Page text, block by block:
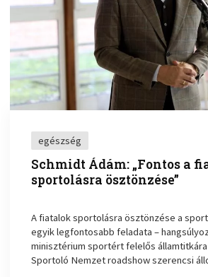
egészség
Schmidt Ádám: „Fontos a
sportolásra ösztönzése”
A fiatalok sportolásra ösztönzése a
egyik legfontosabb feladata –
minisztérium sportért felelős
Sportoló Nemzet roadshow szerencsi